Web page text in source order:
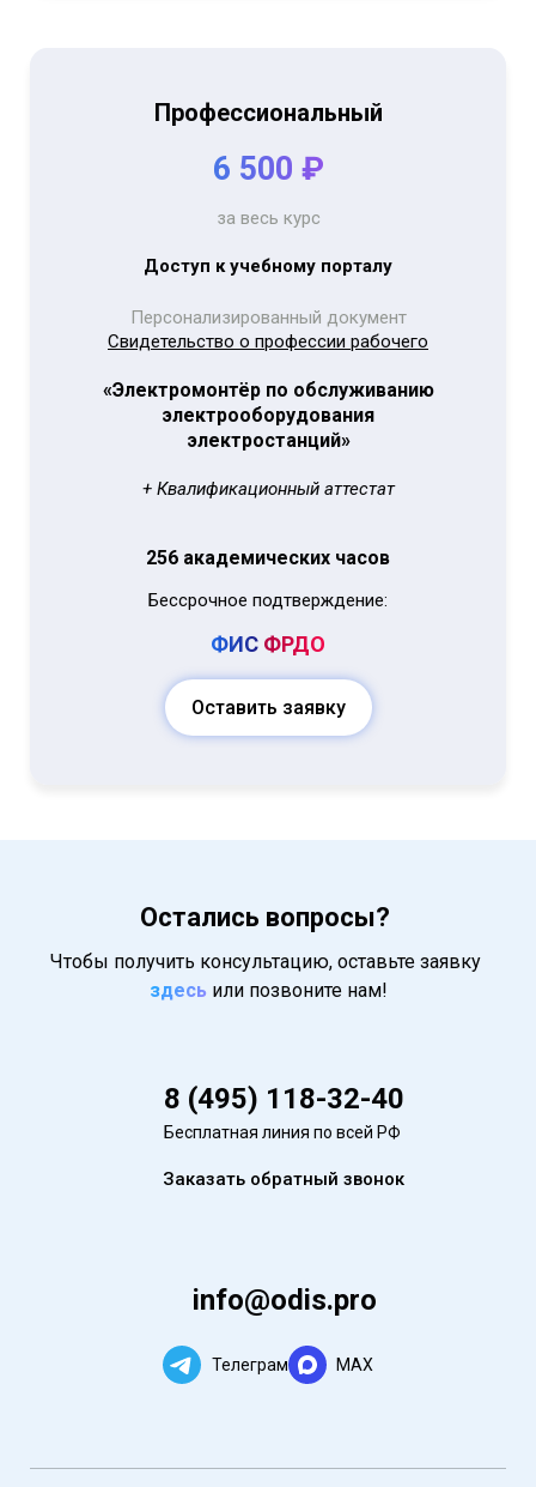
Профессиональный
6 500 ₽
за весь курс
Доступ к учебному порталу
Персонализированный документ
Свидетельство о профессии рабочего
«Электромонтёр по обслуживанию
электрооборудования
электростанций»
+ Квалификационный аттестат
256 академических часов
Бессрочное подтверждение:
ФИС ФРДО
Оставить заявку
Остались вопросы?
Чтобы получить консультацию, оставьте заявку
здесь или позвоните нам!
8 (495) 118-32-40
Бесплатная линия по всей РФ
Заказать обратный звонок
info@odis.pro
Телеграм MAX